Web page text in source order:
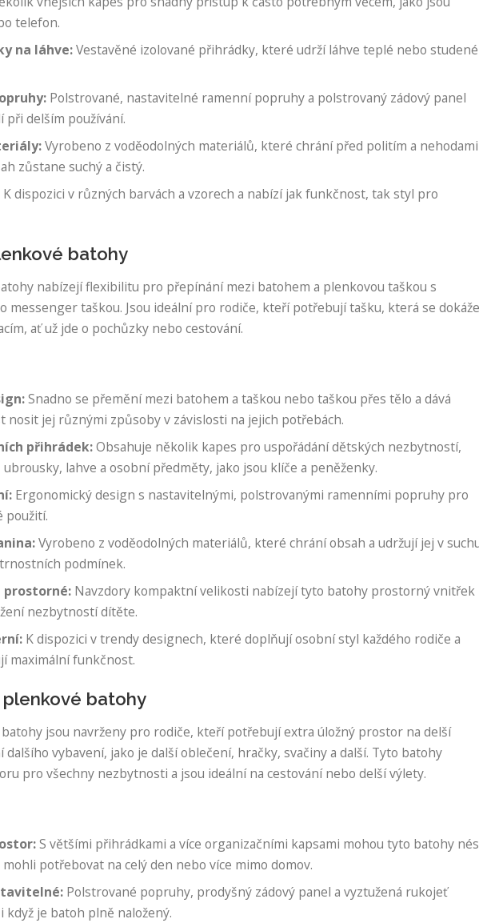
telefon.
na láhve:Vestavěné izolované přihrádky, které udrží láhve teplé nebo studené
Polstrované, nastavitelné ramenní popruhy a polstrovaný zádový panel
delším používání.
Vyrobeno z voděodolných materiálů, které chrání před politím a nehodami
zůstane suchý a čistý.
K dispozici v různých barvách a vzorech a nabízí jak funkčnost, tak styl pro
batohy
nabízejí flexibilitu pro přepínání mezi batohem a plenkovou taškou s
messenger taškou. Jsou ideální pro rodiče, kteří potřebují tašku, která se dokáže
ať už jde o pochůzky nebo cestování.
Snadno se přemění mezi batohem a taškou nebo taškou přes tělo a dává
nosit jej různými způsoby v závislosti na jejich potřebách.
přihrádek:Obsahuje několik kapes pro uspořádání dětských nezbytností,
lahve a osobní předměty, jako jsou klíče a peněženky.
Ergonomický design s nastavitelnými, polstrovanými ramenními popruhy pro
použití.
Vyrobeno z voděodolných materiálů, které chrání obsah a udržují jej v
podmínek.
prostorné: Navzdory kompaktní velikosti nabízejí tyto batohy prostorný vnitřek
nezbytností dítěte.
K dispozici v trendy designech, které doplňují osobní styl každého rodiče a
maximální funkčnost.
plenkové batohy
jsou navrženy pro rodiče, kteří potřebují extra úložný prostor na delší
vybavení, jako je další oblečení, hračky, svačiny a další. Tyto batohy
pro všechny nezbytnosti a jsou ideální na cestování nebo delší výlety.
S většími přihrádkami a více organizačními kapsami mohou tyto batohy
potřebovat na celý den nebo více mimo domov.
Polstrované popruhy, prodyšný zádový panel a vyztužená rukojeť
když je batoh plně naložený.